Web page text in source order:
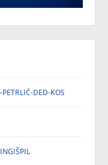
DED-KOS